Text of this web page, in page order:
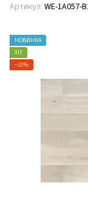
Артикул: WE-1A057-
НОВИНКА
ХІТ
−10%